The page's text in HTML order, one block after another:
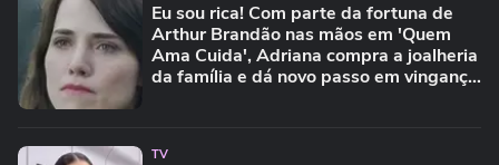
Eu sou rica! Com parte da fortuna de
Arthur Brandão nas mãos em 'Quem
Ama Cuida', Adriana compra a joalheria
da família e dá novo passo em vingança
TV